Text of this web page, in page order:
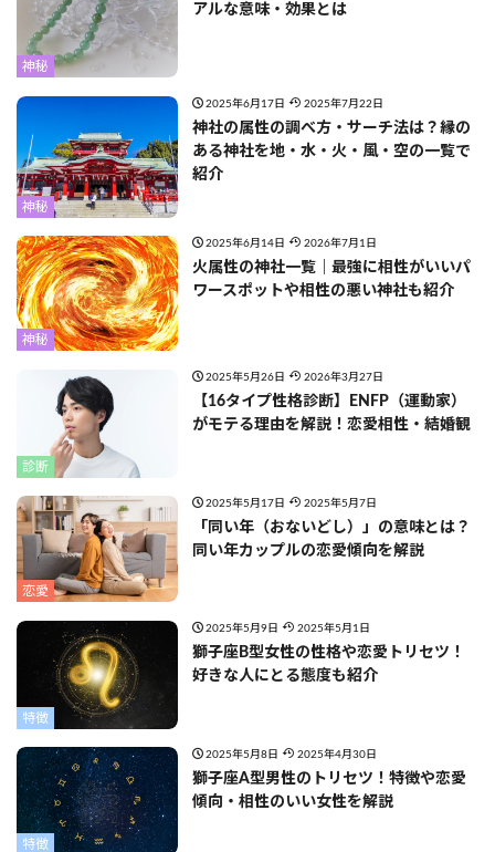
神秘
アルな意味・効果とは
神秘
2025年6月17日 2025年7月22日
神社の属性の調べ方・サーチ法は？縁の
ある神社を地・水・火・風・空の一覧で
紹介
神秘
2025年6月14日 2026年7月1日
火属性の神社一覧｜最強に相性がいいパ
ワースポットや相性の悪い神社も紹介
診断
2025年5月26日 2026年3月27日
【16タイプ性格診断】ENFP（運動家）
がモテる理由を解説！恋愛相性・結婚観
恋愛
2025年5月17日 2025年5月7日
「同い年（おないどし）」の意味とは？
同い年カップルの恋愛傾向を解説
特徴
2025年5月9日 2025年5月1日
獅子座B型女性の性格や恋愛トリセツ！
好きな人にとる態度も紹介
特徴
2025年5月8日 2025年4月30日
獅子座A型男性のトリセツ！特徴や恋愛
傾向・相性のいい女性を解説